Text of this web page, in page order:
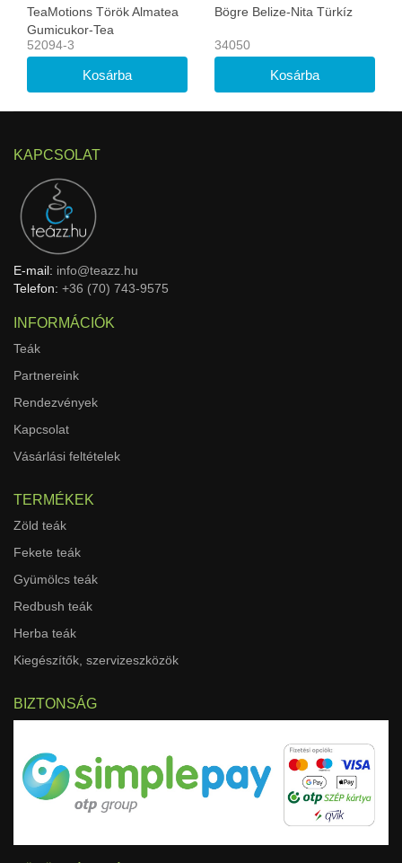
TeaMotions Török Almatea
Gumicukor-Tea
52094-3
Bögre Belize-Nita Türkíz
34050
KAPCSOLAT
E-mail: info@teazz.hu
Telefon: +36 (70) 743-9575
INFORMÁCIÓK
Teák
Partnereink
Rendezvények
Kapcsolat
Vásárlási feltételek
TERMÉKEK
Zöld teák
Fekete teák
Gyümölcs teák
Redbush teák
Herba teák
Kiegészítők, szervizeszközök
BIZTONSÁG